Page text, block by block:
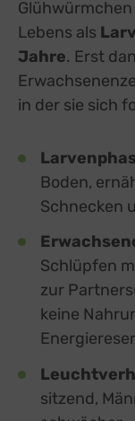
Lebens als
Jahre. Erst
in der sie sich
Boden,
Schnecken
Schlüpfen
zur
keine
sitzend,